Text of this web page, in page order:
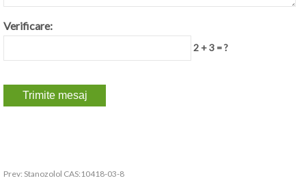
Verificare:
2 + 3 = ?
Prev: Stanozolol CAS:10418-03-8